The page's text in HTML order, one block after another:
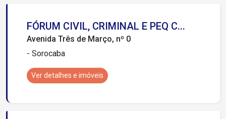
FÓRUM CIVIL, CRIMINAL E PEQ C...
Avenida Três de Março, nº 0
- Sorocaba
Ver detalhes e imóveis